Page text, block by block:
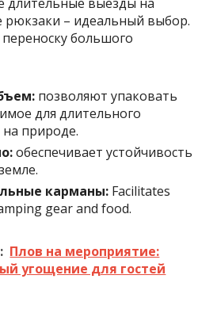
рюкзаки – идеальный выбор.
большого
позволяют упаковать
для длительного
природе.
обеспечивает устойчивость
карманы: Facilitates
gear and food.
Плов на мероприятие:
угощение для гостей